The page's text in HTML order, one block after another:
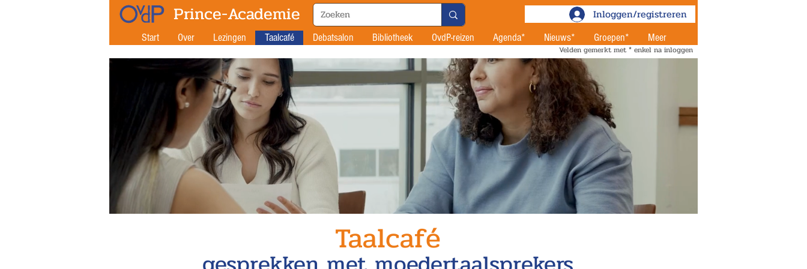
Prince-Academie Inloggen/registreren
Start Over Lezingen Taalcafé Debatsalon Bibliotheek OvdP-reizen Agenda* Nieuws* Groepen* Meer
Velden gemerkt met * enkel na inloggen
Taalcafé